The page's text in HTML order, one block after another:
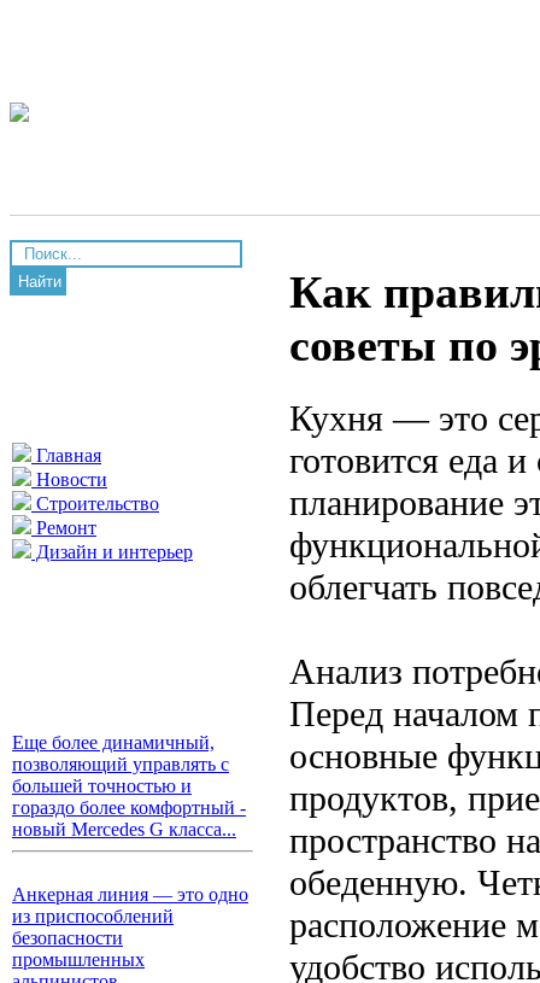
Найти
Главная
Новости
Строительство
Ремонт
Дизайн и интерьер
Еще более динамичный,
позволяющий управлять с
большей точностью и
гораздо более комфортный -
новый Mercedes G класса...
Анкерная линия — это одно
из приспособлений
безопасности
промышленных
Как
советы по
Кухня — это
готовится еда
планирование
облегчать
Анализ
Перед началом
основные
продуктов,
пространство
обеденную.
расположение
удобство